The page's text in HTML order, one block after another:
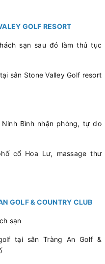
GOLF RESORT
sạn sau đó làm thủ tục
sân Stone Valley Golf resort
Bình nhận phòng, tự do
cổ Hoa Lư, massage thư
GOLF & COUNTRY CLUB
sạn
tại sân Tràng An Golf &